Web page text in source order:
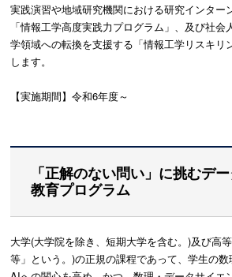
実践演習や地域研究機関における研究インター
「情報工学高度実践力プログラム」、及び社
学領域への転換を支援する「情報工学リスキリ
します。
【実施期間】令和6年度～
「正解のない問い」に挑むデ
教育プログラム
大学(大学院を除き、短期大学を含む。)及び高
等」という。)の正規の課程であって、学生の数